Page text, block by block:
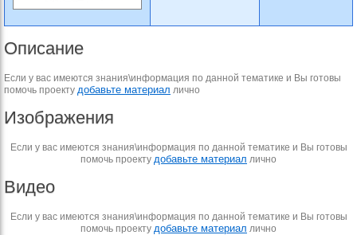
Описание
Если у вас имеются знания\информация по данной тематике и Вы готовы
помочь проекту добавьте материал лично
Изображения
Если у вас имеются знания\информация по данной тематике и Вы готовы
помочь проекту добавьте материал лично
Видео
Если у вас имеются знания\информация по данной тематике и Вы готовы
помочь проекту добавьте материал лично